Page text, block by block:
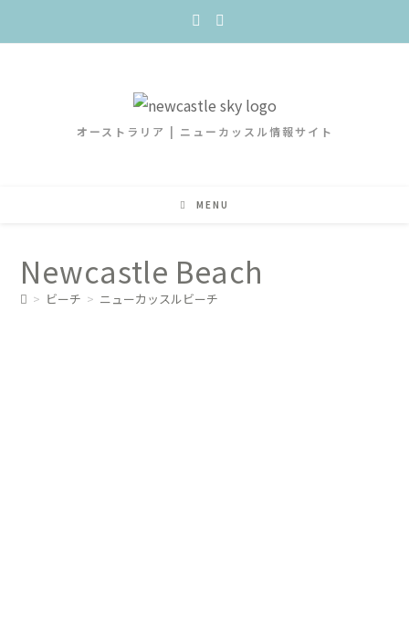
オーストラリア | ニューカッスル情報サイト
MENU
Newcastle Beach
> ビーチ > ニューカッスルビーチ